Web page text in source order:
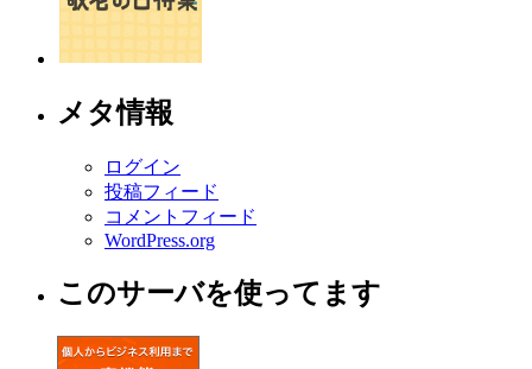
メタ情報
ログイン
投稿フィード
コメントフィード
WordPress.org
このサーバを使ってます